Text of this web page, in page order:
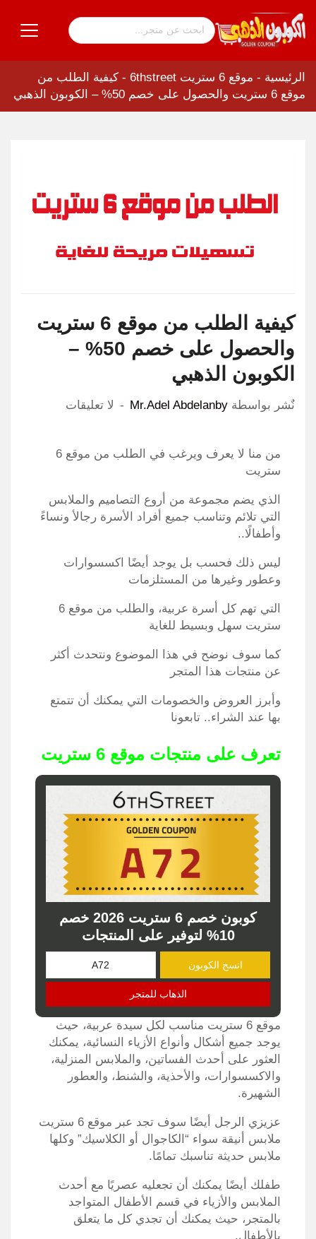
الرئيسية - موقع 6 ستريت 6thstreet - كيفية الطلب من
موقع 6 ستريت والحصول على خصم 50% – الكوبون الذهبي
كيفية الطلب من موقع 6 ستريت
والحصول على خصم 50% –
الكوبون الذهبي
نٌشر بواسطة Mr.Adel Abdelanby لا تعليقات
من منا لا يعرف ويرغب في الطلب من موقع 6
ستريت
الذي يضم مجموعة من أروع التصاميم والملابس
التي تلائم وتناسب جميع أفراد الأسرة رجالأ ونساءً
وأطفالًا..
ليس ذلك فحسب بل يوجد أيضًا اكسسوارات
وعطور وغيرها من المستلزمات
التي تهم كل أسرة عربية، والطلب من موقع 6
ستريت سهل وبسيط للغاية
كما سوف نوضح في هذا الموضوع ونتحدث أكثر
عن منتجات هذا المتجر
وأبرز العروض والخصومات التي يمكنك أن تتمتع
بها عند الشراء.. تابعونا
تعرف على منتجات موقع 6 ستريت
كوبون خصم 6 ستريت 2026 خصم
10% لتوفير على المنتجات
انسخ الكوبون
الذهاب للمتجر
موقع 6 ستريت مناسب لكل سيدة عربية، حيث
يوجد جميع أشكال وأنواع الأزياء النسائية، يمكنك
العثور على أحدث الفساتين، والملابس المنزلية،
والاكسسوارات، والأحذية، والشنط، والعطور
الشهيرة.
عزيزي الرجل أيضًا سوف تجد عبر موقع 6 ستريت
ملابس أنيقة سواء “الكاجوال أو الكلاسيك” وكلها
ملابس حديثة تناسبك تمامًا.
طفلك أيضًا يمكنك أن تجعليه عصريًا مع أحدث
الملابس والأزياء في قسم الأطفال المتواجد
بالمتجر، حيث يمكنك أن تجدي كل ما يتعلق
بالأطفال.